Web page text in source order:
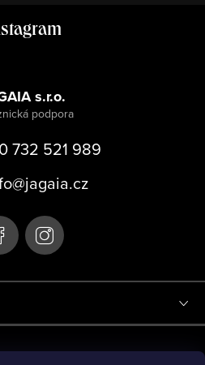
s.r.o.
732 521 989
@jagaia.cz